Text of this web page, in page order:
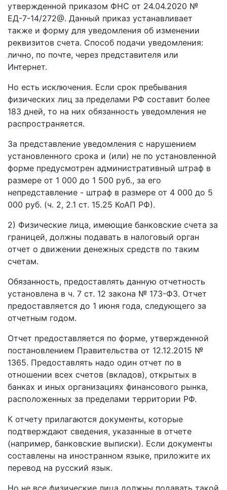
утвержденной приказом ФНС от 24.04.2020 №
ЕД-7-14/272@. Данный приказ устанавливает
также и форму для уведомления об изменении
реквизитов счета. Способ подачи уведомления:
лично, по почте, через представителя или
Интернет.
Но есть исключения. Если срок пребывания
физических лиц за пределами РФ составит более
183 дней, то на них обязанность уведомления не
распространяется.
За представление уведомления с нарушением
установленного срока и (или) не по установленной
форме предусмотрен административный штраф в
размере от 1 000 до 1 500 руб., за его
непредставление - штраф в размере от 4 000 до 5
000 руб. (ч. 2, 2.1 ст. 15.25 КоАП РФ).
2) Физические лица, имеющие банковские счета за
границей, должны подавать в налоговый орган
отчет о движении денежных средств по таким
счетам.
Обязанность, предоставлять данную отчетность
установлена в ч. 7 ст. 12 закона № 173-ФЗ. Отчет
предоставляется до 1 июня года, следующего за
отчетным годом.
Отчет предоставляется по форме, утвержденной
постановлением Правительства от 12.12.2015 №
1365. Предоставлять надо один отчет по в
отношении всех счетов (вкладов), открытых в
банках и иных организациях финансового рынка,
расположенных за пределами территории РФ.
К отчету прилагаются документы, которые
подтверждают сведения, указанные в отчете
(например, банковские выписки). Если документы
составлены на иностранном языке, приложите их
перевод на русский язык.